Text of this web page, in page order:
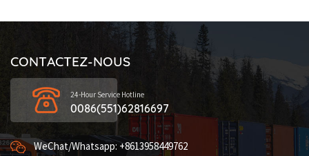
CONTACTEZ-NOUS
24-Hour Service Hotline
0086(551)62816697
WeChat/Whatsapp: +8613958449762